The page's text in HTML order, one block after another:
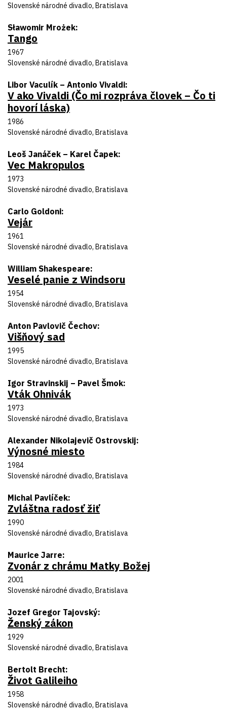
Divadlo
Slovenské národné divadlo, Bratislava
Autor predlohy
Sławomir Mrożek
Názov inscenácie
Tango
Rok uvedenia
1967
Divadlo
Slovenské národné divadlo, Bratislava
Autor predlohy
Libor Vaculík – Antonio Vivaldi
Názov inscenácie
V ako Vivaldi (Čo mi rozpráva človek – Čo ti
hovorí láska)
Rok uvedenia
1986
Divadlo
Slovenské národné divadlo, Bratislava
Autor predlohy
Leoš Janáček – Karel Čapek
Názov inscenácie
Vec Makropulos
Rok uvedenia
1973
Divadlo
Slovenské národné divadlo, Bratislava
Autor predlohy
Carlo Goldoni
Názov inscenácie
Vejár
Rok uvedenia
1961
Divadlo
Slovenské národné divadlo, Bratislava
Autor predlohy
William Shakespeare
Názov inscenácie
Veselé panie z Windsoru
Rok uvedenia
1954
Divadlo
Slovenské národné divadlo, Bratislava
Autor predlohy
Anton Pavlovič Čechov
Názov inscenácie
Višňový sad
Rok uvedenia
1995
Divadlo
Slovenské národné divadlo, Bratislava
Autor predlohy
Igor Stravinskij – Pavel Šmok
Názov inscenácie
Vták Ohnivák
Rok uvedenia
1973
Divadlo
Slovenské národné divadlo, Bratislava
Autor predlohy
Alexander Nikolajevič Ostrovskij
Názov inscenácie
Výnosné miesto
Rok uvedenia
1984
Divadlo
Slovenské národné divadlo, Bratislava
Autor predlohy
Michal Pavlíček
Názov inscenácie
Zvláštna radosť žiť
Rok uvedenia
1990
Divadlo
Slovenské národné divadlo, Bratislava
Autor predlohy
Maurice Jarre
Názov inscenácie
Zvonár z chrámu Matky Božej
Rok uvedenia
2001
Divadlo
Slovenské národné divadlo, Bratislava
Autor predlohy
Jozef Gregor Tajovský
Názov inscenácie
Ženský zákon
Rok uvedenia
1929
Divadlo
Slovenské národné divadlo, Bratislava
Autor predlohy
Bertolt Brecht
Názov inscenácie
Život Galileiho
Rok uvedenia
1958
Divadlo
Slovenské národné divadlo, Bratislava